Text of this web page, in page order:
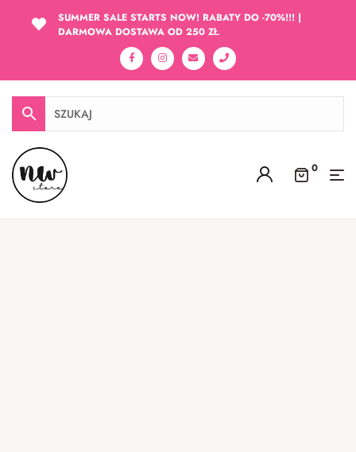
SUMMER SALE STARTS NOW! RABATY DO -70%!!! |
DARMOWA DOSTAWA OD 250 ZŁ
0